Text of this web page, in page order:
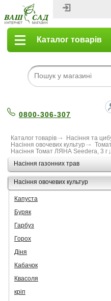
Каталог товарів
0800-306-307
Каталог товарів
Насіння та
Насіння овочевих культур
Насіння Томат ЛЯНА Seedеra, 3 г
Насіння газонних трав
Насіння овочевих культур
Капуста
Буряк
Гарбуз
Горох
Діня
Кабачок
Квасоля
кріп